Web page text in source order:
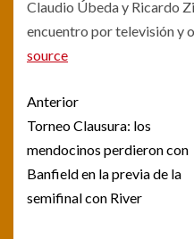
Claudio Úbeda y Ricardo
encuentro por televisión y
source
Post
navigation
Anterior
Torneo Clausura: los
mendocinos perdieron con
Banfield en la previa de la
semifinal con River